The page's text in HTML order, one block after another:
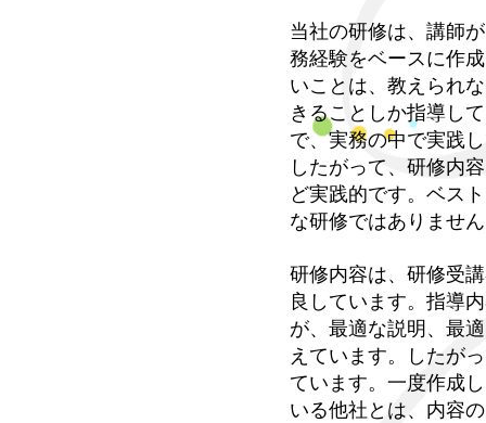
当社の研修は、講師
務経験をベースに作
いことは、教えられ
きることしか指導し
で、実務の中で実践
したがって、研修内
ど実践的です。ベス
な研修ではありませ
研修内容は、研修受
良しています。指導
が、最適な説明、最
えています。したが
ています。一度作成
いる他社とは、内容